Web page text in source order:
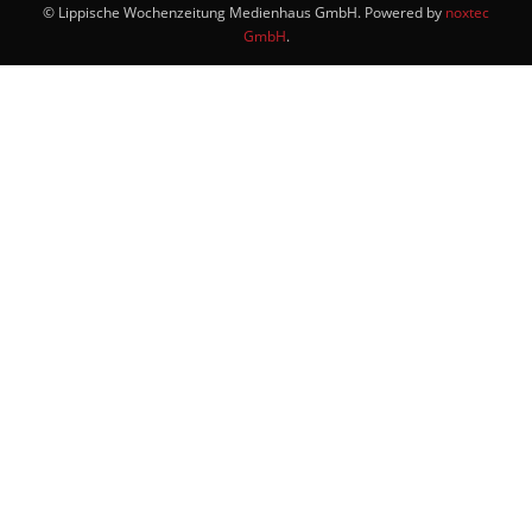
© Lippische Wochenzeitung Medienhaus GmbH. Powered by noxtec
GmbH.